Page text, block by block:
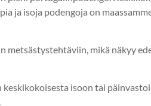
ja isoja podengoja on
mikä näkyy
isoon tai